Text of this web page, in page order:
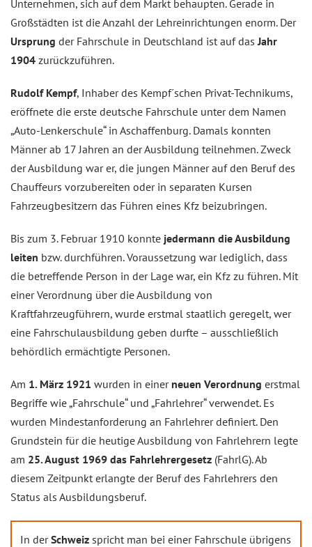
Unternehmen, sich auf dem Markt behaupten. Gerade in
Großstädten ist die Anzahl der Lehreinrichtungen enorm. Der
Ursprung der Fahrschule in Deutschland ist auf das Jahr
1904 zurückzuführen.
Rudolf Kempf, Inhaber des Kempf´schen Privat-Technikums,
eröffnete die erste deutsche Fahrschule unter dem Namen
„Auto-Lenkerschule“ in Aschaffenburg. Damals konnten
Männer ab 17 Jahren an der Ausbildung teilnehmen. Zweck
der Ausbildung war er, die jungen Männer auf den Beruf des
Chauffeurs vorzubereiten oder in separaten Kursen
Fahrzeugbesitzern das Führen eines Kfz beizubringen.
Bis zum 3. Februar 1910 konnte jedermann die Ausbildung
leiten bzw. durchführen. Voraussetzung war lediglich, dass
die betreffende Person in der Lage war, ein Kfz zu führen. Mit
einer Verordnung über die Ausbildung von
Kraftfahrzeugführern, wurde erstmal staatlich geregelt, wer
eine Fahrschulausbildung geben durfte – ausschließlich
behördlich ermächtigte Personen.
Am 1. März 1921 wurden in einer neuen Verordnung erstmal
Begriffe wie „Fahrschule“ und „Fahrlehrer“ verwendet. Es
wurden Mindestanforderung an Fahrlehrer definiert. Den
Grundstein für die heutige Ausbildung von Fahrlehrern legte
am 25. August 1969 das Fahrlehrergesetz (FahrlG). Ab
diesem Zeitpunkt erlangte der Beruf des Fahrlehrers den
Status als Ausbildungsberuf.
In derSchweiz spricht man bei einer Fahrschule übrigens